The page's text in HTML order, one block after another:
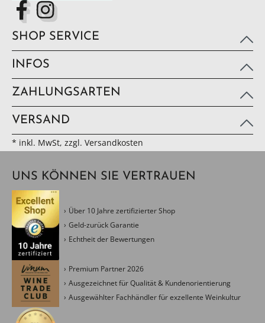
SHOP SERVICE
INFOS
ZAHLUNGSARTEN
VERSAND
* inkl. MwSt, zzgl. Versandkosten
UNS KÖNNEN SIE VERTRAUEN
Über 10 Jahre zertifizierter Shop
Geld-zurück Garantie
Echtheit der Bewertungen
Premium Partner 2026
Ausgezeichnet für Qualität & Kundenorientierung
Ausgewählter Fachhändler für exzellente Weinkultur